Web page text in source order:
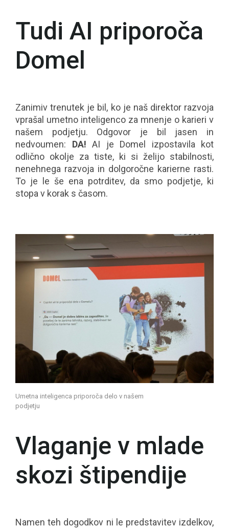
Tudi AI priporoča
Domel
Zanimiv trenutek je bil, ko je naš direktor razvoja
vprašal umetno inteligenco za mnenje o karieri v
našem podjetju. Odgovor je bil jasen in
nedvoumen: DA! AI je Domel izpostavila kot
odlično okolje za tiste, ki si želijo stabilnosti,
nenehnega razvoja in dolgoročne karierne rasti.
To je le še ena potrditev, da smo podjetje, ki
stopa v korak s časom.
Umetna inteligenca priporoča delo v našem
podjetju
Vlaganje v mlade
skozi štipendije
Namen teh dogodkov ni le predstavitev izdelkov,